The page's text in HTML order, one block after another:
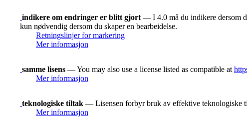
indikere om endringer er blitt gjort — I 4.0 må du indikere dersom
kun nødvendig dersom du skaper en bearbeidelse.
Retningslinjer for markering
Mer informasjon
samme lisens — You may also use a license listed as compatible at
Mer informasjon
teknologiske tiltak — Lisensen forbyr bruk av effektive teknologiske
Mer informasjon